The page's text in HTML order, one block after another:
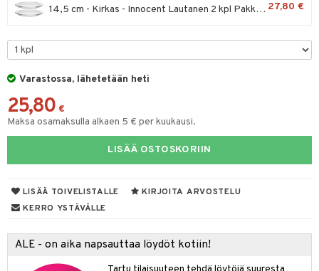
14,5 cm - Kirkas - Innocent Lautanen 2 kpl Pakkaus 27,80 €
Varastossa, lähetetään heti
25,80 €
Maksa osamaksulla alkaen 5 € per kuukausi.
LISÄÄ OSTOSKORIIN
LISÄÄ TOIVELISTALLE
KIRJOITA ARVOSTELU
KERRO YSTÄVÄLLE
ALE - on aika napsauttaa löydöt kotiin!
& Vihannesveitset
tarvikkeita
koristelu